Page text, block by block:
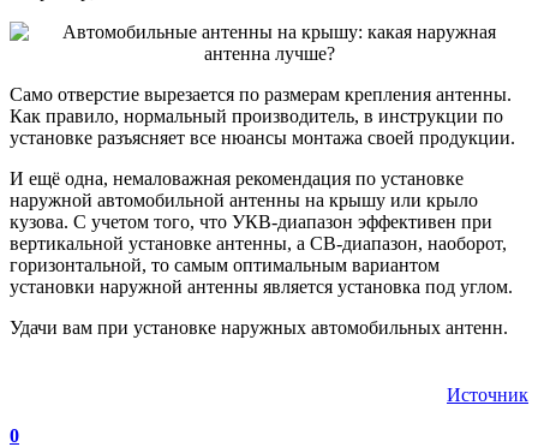
Само отверстие вырезается по размерам крепления антенны.
Как правило, нормальный производитель, в инструкции по
установке разъясняет все нюансы монтажа своей продукции.
И ещё одна, немаловажная рекомендация по установке
наружной автомобильной антенны на крышу или крыло
кузова. С учетом того, что УКВ-диапазон эффективен при
вертикальной установке антенны, а СВ-диапазон, наоборот,
горизонтальной, то самым оптимальным вариантом
установки наружной антенны является установка под углом.
Удачи вам при установке наружных автомобильных антенн.
Источник
0